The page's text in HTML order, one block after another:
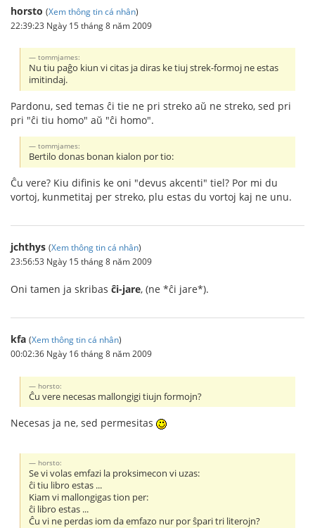
horsto (Xem thông tin cá nhân)
22:39:23 Ngày 15 tháng 8 năm 2009
tommjames:
Nu tiu paĝo kiun vi citas ja diras ke tiuj strek-formoj ne estas
imitindaj.
Pardonu, sed temas ĉi tie ne pri streko aŭ ne streko, sed pri
pri "ĉi tiu homo" aŭ "ĉi homo".
tommjames:
Bertilo donas bonan kialon por tio:
Ĉu vere? Kiu difinis ke oni "devus akcenti" tiel? Por mi du
vortoj, kunmetitaj per streko, plu estas du vortoj kaj ne unu.
jchthys (Xem thông tin cá nhân)
23:56:53 Ngày 15 tháng 8 năm 2009
Oni tamen ja skribas ĉi-jare, (ne *ĉi jare*).
kfa (Xem thông tin cá nhân)
00:02:36 Ngày 16 tháng 8 năm 2009
horsto:
Ĉu vere necesas mallongigi tiujn formojn?
Necesas ja ne, sed permesitas
horsto:
Se vi volas emfazi la proksimecon vi uzas:
ĉi tiu libro estas ...
Kiam vi mallongigas tion per:
ĉi libro estas ...
Ĉu vi ne perdas iom da emfazo nur por ŝpari tri literojn?